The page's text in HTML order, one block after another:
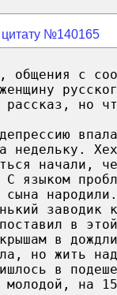
№140165
общения с
рассказ, но
недельку.
начали,
С языком
сына
в
в
но жить
в
молодой, на